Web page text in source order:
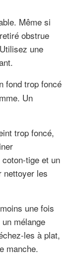
Même si
obstrue
une
fond trop foncé
Un
trop foncé,
tige et un
nettoyer les
une fois
mélange
les à plat,
manche.